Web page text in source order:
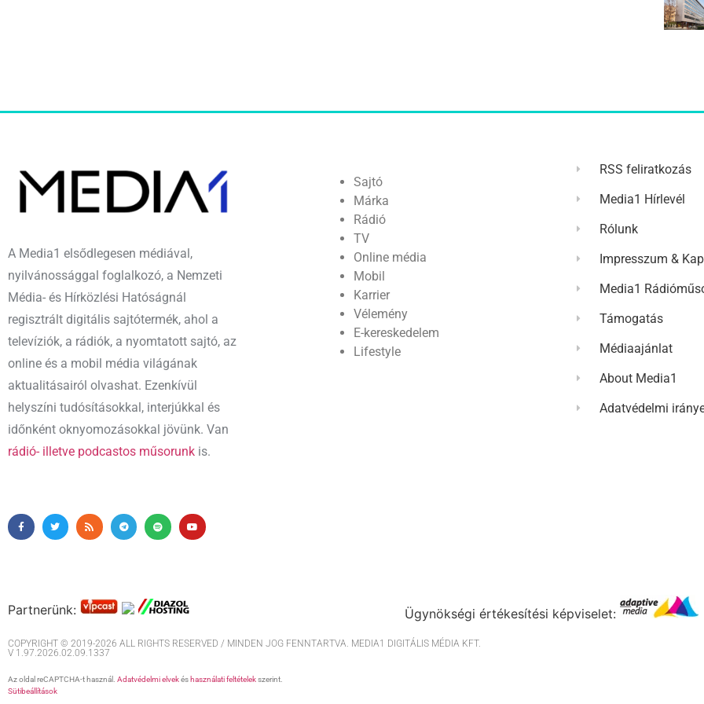
A Media1 elsődlegesen médiával,
nyilvánossággal foglalkozó, a Nemzeti
Média- és Hírközlési Hatóságnál
regisztrált digitális sajtótermék, ahol a
televíziók, a rádiók, a nyomtatott sajtó, az
online és a mobil média világának
aktualitásairól olvashat. Ezenkívül
helyszíni tudósításokkal, interjúkkal és
időnként oknyomozásokkal jövünk. Van
rádió- illetve podcastos műsorunk is.
Sajtó
Márka
Rádió
TV
Online média
Mobil
Karrier
Vélemény
E-kereskedelem
Lifestyle
RSS feliratkozás
Media1 Hírlevél
Rólunk
Impresszum &
Media1
Támogatás
Médiaajánlat
About Media1
Adatvédelmi
Partnerünk: Ügynökségi értékesítési képviselet:
COPYRIGHT © 2019-2026 ALL RIGHTS RESERVED / MINDEN JOG FENNTARTVA. MEDIA1 DIGITÁLIS MÉDIA KFT.
V 1.97.2026.02.09.1337
Az oldal reCAPTCHA-t használ. Adatvédelmi elvekés használati feltételekszerint.
Sütibeállítások